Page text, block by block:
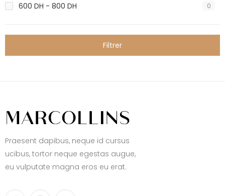
600 DH - 800 DH 0
Filtrer
Praesent dapibus, neque id cursus
ucibus, tortor neque egestas augue,
eu vulputate magna eros eu erat.